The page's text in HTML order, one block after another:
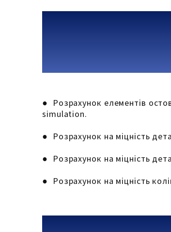
● Розрахунок елементів
simulation.
● Розрахунок на міцність
● Розрахунок на міцність
● Розрахунок на міцність